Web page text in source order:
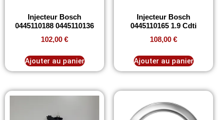
Injecteur Bosch
0445110188 0445110136
102,00 €
Ajouter au panier
Injecteur Bosch
0445110165 1.9 Cdti
108,00 €
Ajouter au panier